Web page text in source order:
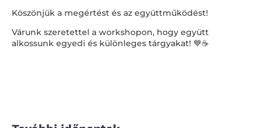
Köszönjük a megértést és az együttműködést!
Várunk szeretettel a workshopon, hogy együtt
alkossunk egyedi és különleges tárgyakat! 💙☕️